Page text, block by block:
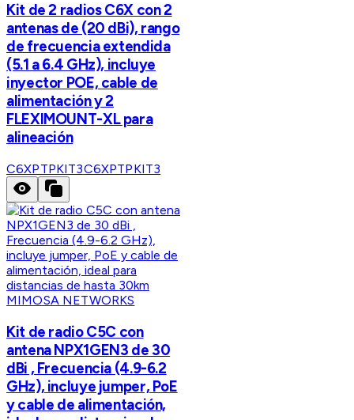
Kit de 2 radios C6X con 2
antenas de (20 dBi), rango
de frecuencia extendida
(5.1 a 6.4 GHz), incluye
inyector POE, cable de
alimentación y 2
FLEXIMOUNT-XL para
alineación
C6XPTPKIT3C6XPTPKIT3
MIMOSA NETWORKS
Kit de radio C5C con
antena NPX1GEN3 de 30
dBi , Frecuencia (4.9-6.2
GHz), incluye jumper, PoE
y cable de alimentación,